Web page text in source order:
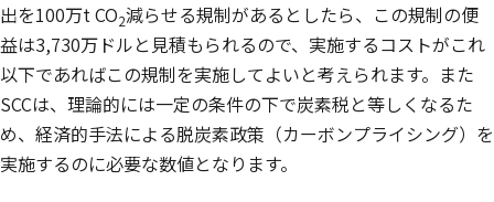
出を100万t CO2減らせる規制があるとしたら、この規制の便
益は3,730万ドルと見積もられるので、実施するコストがこれ
以下であればこの規制を実施してよいと考えられます。また
SCCは、理論的には一定の条件の下で炭素税と等しくなるた
め、経済的手法による脱炭素政策（カーボンプライシング）を
実施するのに必要な数値となります。